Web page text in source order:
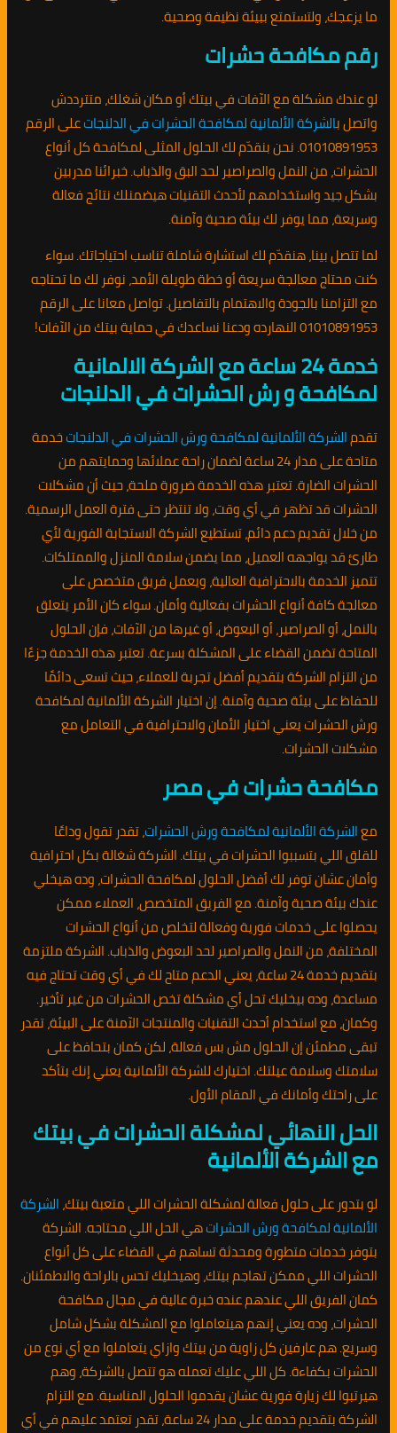
ما يزعجك، ولتستمتع ببيئة نظيفة وصحية.
رقم مكافحة حشرات
لو عندك مشكلة مع الآفات في بيتك أو مكان شغلك، متترددش
واتصل بالشركة الألمانية لمكافحة الحشرات في الدلنجاتعلى الرقم
01010891953. نحن بنقدّم لك الحلول المثلى لمكافحة كل أنواع
الحشرات، من النمل والصراصير لحد البق والذباب. خبرائنا مدربين
بشكل جيد واستخدامهم لأحدث التقنيات هيضمنلك نتائج فعالة
وسريعة، مما يوفر لك بيئة صحية وآمنة.
لما تتصل بينا، هنقدّم لك استشارة شاملة تناسب احتياجاتك. سواء
كنت محتاج معالجة سريعة أو خطة طويلة الأمد، نوفر لك ما تحتاجه
مع التزامنا بالجودة والاهتمام بالتفاصيل. تواصل معانا على الرقم
01010891953 النهارده ودعنا نساعدك في حماية بيتك من الآفات!
خدمة 24 ساعة مع الشركة الالمانية
لمكافحة و رش الحشرات في الدلنجات
تقدمالشركة الألمانية لمكافحة ورش الحشرات في الدلنجاتخدمة
متاحة على مدار 24 ساعة لضمان راحة عملائها وحمايتهم من
الحشرات الضارة. تعتبر هذه الخدمة ضرورة ملحة، حيث أن مشكلات
الحشرات قد تظهر في أي وقت، ولا تنتظر حتى فترة العمل الرسمية.
من خلال تقديم دعم دائم، تستطيع الشركة الاستجابة الفورية لأي
طارئ قد يواجهه العميل، مما يضمن سلامة المنزل والممتلكات.
تتميز الخدمة بالاحترافية العالية، ويعمل فريق متخصص على
معالجة كافة أنواع الحشرات بفعالية وأمان. سواء كان الأمر يتعلق
بالنمل، أو الصراصير، أو البعوض، أو غيرها من الآفات، فإن الحلول
المتاحة تضمن القضاء على المشكلة بسرعة. تعتبر هذه الخدمة جزءًا
من التزام الشركة بتقديم أفضل تجربة للعملاء، حيث تسعى دائمًا
للحفاظ على بيئة صحية وآمنة. إن اختيار الشركة الألمانية لمكافحة
ورش الحشرات يعني اختيار الأمان والاحترافية في التعامل مع
مشكلات الحشرات.
مكافحة حشرات في مصر
معالشركة الألمانية لمكافحة ورش الحشرات، تقدر تقول وداعًا
للقلق اللي بتسببوا الحشرات في بيتك. الشركة شغالة بكل احترافية
وأمان عشان توفر لك أفضل الحلول لمكافحة الحشرات، وده هيخلي
عندك بيئة صحية وآمنة. مع الفريق المتخصص، العملاء ممكن
يحصلوا على خدمات فورية وفعالة لتخلص من أنواع الحشرات
المختلفة، من النمل والصراصير لحد البعوض والذباب. الشركة ملتزمة
بتقديم خدمة 24 ساعة، يعني الدعم متاح لك في أي وقت تحتاج فيه
مساعدة، وده بيخليك تحل أي مشكلة تخص الحشرات من غير تأخير.
وكمان، مع استخدام أحدث التقنيات والمنتجات الآمنة على البيئة، تقدر
تبقى مطمئن إن الحلول مش بس فعالة، لكن كمان بتحافظ على
سلامتك وسلامة عيلتك. اختيارك للشركة الألمانية يعني إنك بتأكد
على راحتك وأمانك في المقام الأول.
الحل النهائي لمشكلة الحشرات في بيتك
مع الشركة الألمانية
لو بتدور على حلول فعالة لمشكلة الحشرات اللي متعبة بيتك،الشركة
الألمانية لمكافحة ورش الحشراتهي الحل اللي محتاجه. الشركة
بتوفر خدمات متطورة ومحدثة تساهم في القضاء على كل أنواع
الحشرات اللي ممكن تهاجم بيتك، وهيخليك تحس بالراحة والاطمئنان.
كمان الفريق اللي عندهم عنده خبرة عالية في مجال مكافحة
الحشرات، وده يعني إنهم هيتعاملوا مع المشكلة بشكل شامل
وسريع. هم عارفين كل زاوية من بيتك وازاي يتعاملوا مع أي نوع من
الحشرات بكفاءة. كل اللي عليك تعمله هو تتصل بالشركة، وهم
هيرتبوا لك زيارة فورية عشان يقدموا الحلول المناسبة. مع التزام
الشركة بتقديم خدمة على مدار 24 ساعة، تقدر تعتمد عليهم في أي